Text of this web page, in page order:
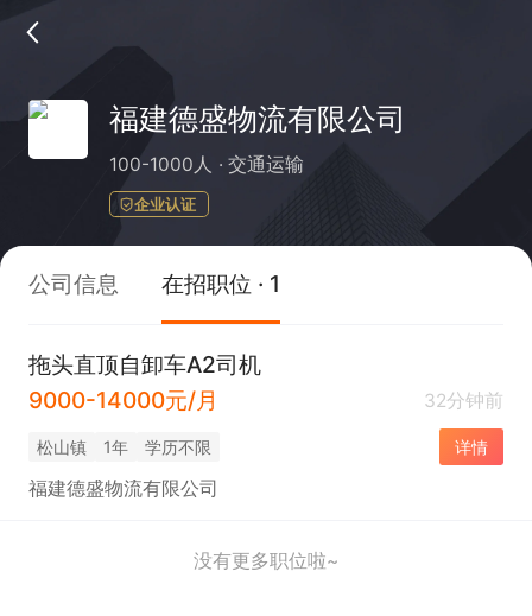
福建德盛物流有限公司
100-1000人 交通运输
企业认证
公司信息 在招职位 · 1
拖头直顶自卸车A2司机
9000-14000元/月
32分钟前
松山镇 1年 学历不限 详情
福建德盛物流有限公司
没有更多职位啦~